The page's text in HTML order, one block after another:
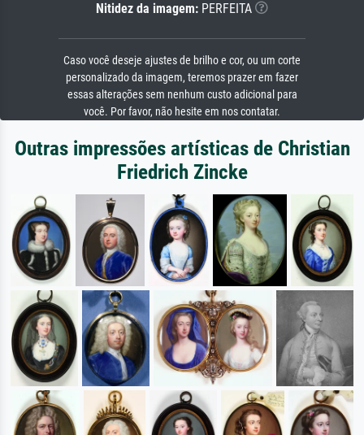
Nitidez da imagem: PERFEITA
Caso você deseje ajustes de brilho e cor, ou um corte
personalizado da imagem, teremos prazer em fazer
essas alterações sem nenhum custo adicional para
você. Por favor, não hesite em nos contatar.
Outras impressões artísticas de Christian
Friedrich Zincke